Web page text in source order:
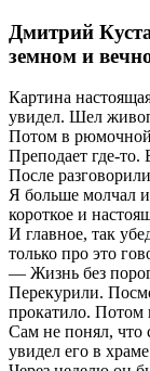
Дмитрий
земном и
Картина
увидел. Шел
Потом в
Преподает где-то.
После
Я больше молчал и
короткое и
И главное, так
только про это
— Жизнь без
Перекурили.
прокатило. Потом
Сам не понял, что
увидел его в